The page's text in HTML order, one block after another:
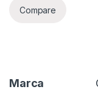
Compare
Marca